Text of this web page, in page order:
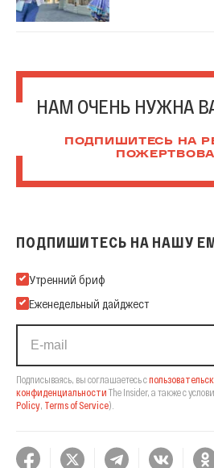
НАМ ОЧЕНЬ НУЖНА
ПОДПИШИТЕСЬ НА
ПОДПИШИТЕСЬ НА НАШУ
Подпишитесь на нашу Email-рассылку
Утренний бриф
Еженедельный дайджест
Подписываясь, вы соглашаетесь с
конфиденциальности The Insider, а также с
Policy Terms of Service).